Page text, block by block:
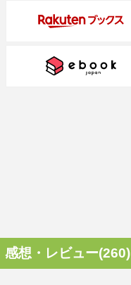
感想・レビュー(260)